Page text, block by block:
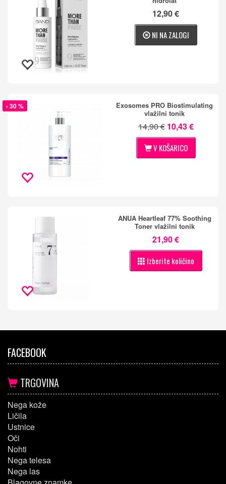
12,90 €
NI NA ZALOGI
Exosomes PRO Biostimulating
vlažilni tonik
14,90 € 10,43 €
V KOŠARICO
- 30 %
ANUA Heartleaf 77% Soothing
Toner vlažilni tonik
21,90 €
Izberite količino
FACEBOOK
TRGOVINA
Nega kože
Ličila
Ustnice
Oči
Nohti
Nega telesa
Nega las